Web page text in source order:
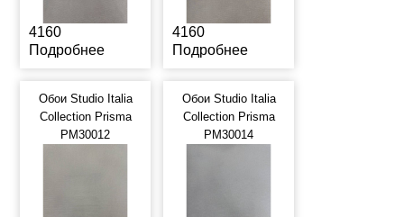
4160
Подробнее
4160
Подробнее
Обои Studio Italia
Collection Prisma
PM30012
Обои Studio Italia
Collection Prisma
PM30014